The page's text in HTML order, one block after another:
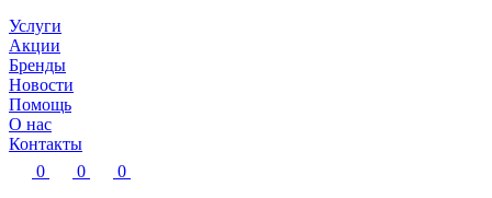
Услуги
Акции
Бренды
Новости
Помощь
О нас
Контакты
0
0
0